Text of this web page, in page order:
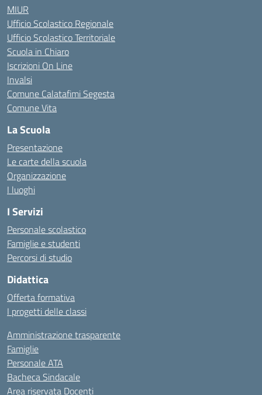
MIUR
Ufficio Scolastico Regionale
Ufficio Scolastico Territoriale
Scuola in Chiaro
Iscrizioni On Line
Invalsi
Comune Calatafimi Segesta
Comune Vita
La Scuola
Presentazione
Le carte della scuola
Organizzazione
I luoghi
I Servizi
Personale scolastico
Famiglie e studenti
Percorsi di studio
Didattica
Offerta formativa
I progetti delle classi
Amministrazione trasparente
Famiglie
Personale ATA
Bacheca Sindacale
Area riservata Docenti